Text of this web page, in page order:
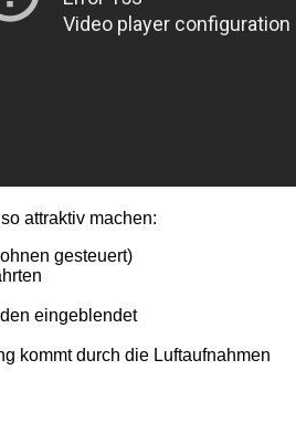
attraktiv machen:
gesteuert)
eingeblendet
kommt durch die Luftaufnahmen